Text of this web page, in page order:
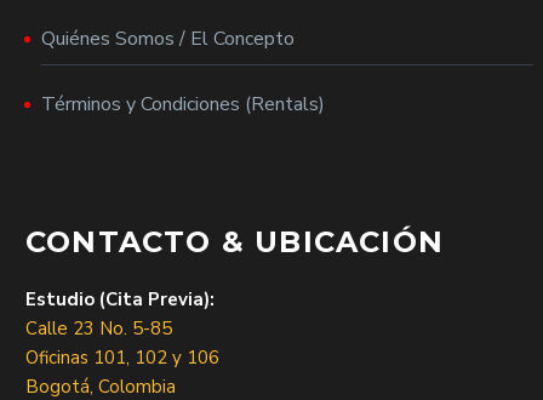
Quiénes Somos / El Concepto
Términos y Condiciones (Rentals)
CONTACTO & UBICACIÓN
Estudio (Cita Previa):
Calle 23 No. 5-85
Oficinas 101, 102 y 106
Bogotá, Colombia